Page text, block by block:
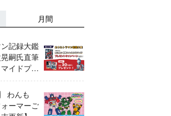
月間
ン記録大鑑
嗣氏直筆
イドプレ
ン開催！
わんも
ーマーご